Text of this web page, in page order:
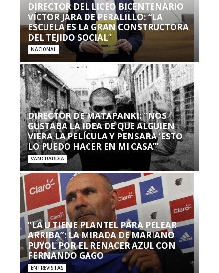
DIRECTOR DEL LICEO BICENTENARIO
VÍCTOR JARA DE PERALILLO: “LA
ESCUELA ES LA GRAN CONSTRUCTORA
DEL TEJIDO SOCIAL”
NACIONAL
DIRECTOR DE MATAPANKI: “NOS
GUSTABA LA IDEA DE QUE ALGUIEN
VIERA LA PELÍCULA Y PENSARA ‘ESTO
LO PUEDO HACER EN MI CASA’”
VANGUARDIA
“LA U TIENE PLANTEL PARA PELEAR
ARRIBA”: LA MIRADA DE MARIANO
PUYOL POR EL RENACER AZUL CON
FERNANDO GAGO
ENTREVISTAS